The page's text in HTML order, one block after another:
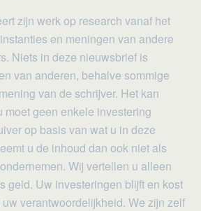
zijn werk op research vanaf het
en meningen van andere
Niets in deze nieuwsbrief is
van anderen, behalve sommige
van de schrijver. Het kan
moet geen enkele investering
op basis van wat u in deze
u de inhoud dan ook niet als
Wij vertellen u alleen
geld. Uw investeringen blijft en kost
verantwoordelijkheid. We zijn zelf